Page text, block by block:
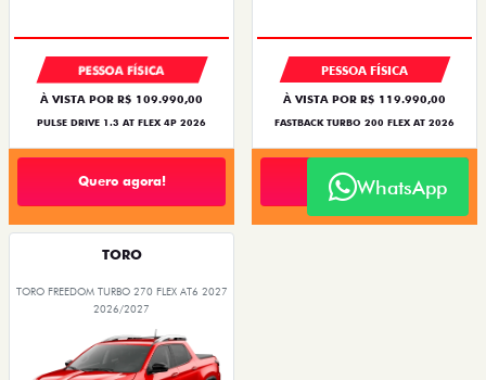
PESSOA FÍSICA
À VISTA POR R$ 109.990,00
PULSE DRIVE 1.3 AT FLEX 4P 2026
Quero agora!
PESSOA FÍSICA
À VISTA POR R$ 119.990,00
FASTBACK TURBO 200 FLEX AT 2026
Quero agora!
TORO
TORO FREEDOM TURBO 270 FLEX AT6 2027
2026/2027
WhatsApp